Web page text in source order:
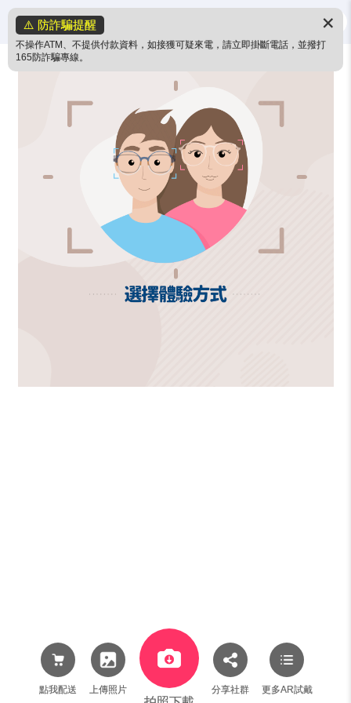
⚠️ 防詐騙提醒
不操作ATM、不提供付款資料，如接獲可疑來電，請立即掛斷電話，並撥打
165防詐騙專線。
✕
點我配送 上傳照片 分享社群 更多AR試戴